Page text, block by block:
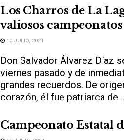
Los Charros de La
valiosos
10 JULIO, 2024
Don Salvador Álvarez Díaz
viernes pasado y de
grandes recuerdos. De
corazón, él fue patriarca de
Campeonato Estatal